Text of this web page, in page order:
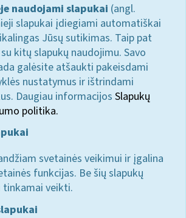
naudojami slapukai (angl.
slapukai įdiegiami automatiškai
Jūsų sutikimas. Taip pat
kitų slapukų naudojimu. Savo
galėsite atšaukti pakeisdami
nustatymus ir ištrindami
Daugiau informacijos Slapukų
politika.
svetainės veikimui ir įgalina
funkcijas. Be šių slapukų
tinkamai veikti.